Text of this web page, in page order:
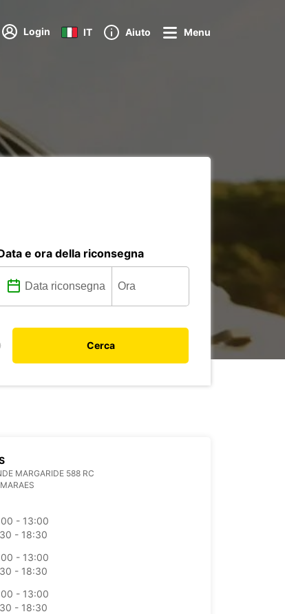
Login IT Aiuto Menu
e ora della riconsegna
Cerca
MARGARIDE 588 RC
- 13:00
- 18:30
- 13:00
- 18:30
- 13:00
- 18:30